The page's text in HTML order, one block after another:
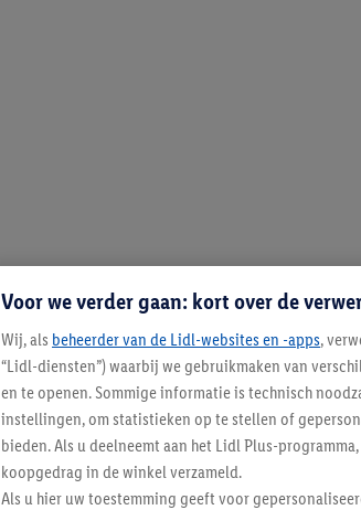
Voor we verder gaan: kort over de
Wij, als beheerder van de Lidl-websites en -apps,
“Lidl-diensten”) waarbij we gebruikmaken van
en te openen. Sommige informatie is technisch
instellingen, om statistieken op te stellen of
bieden. Als u deelneemt aan het Lidl Plus-
koopgedrag in de winkel verzameld.
Als u hier uw toestemming geeft voor